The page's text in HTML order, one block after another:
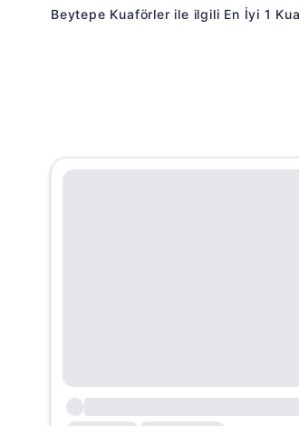
Beytepe Kuaförler ile ilgili En İyi 1